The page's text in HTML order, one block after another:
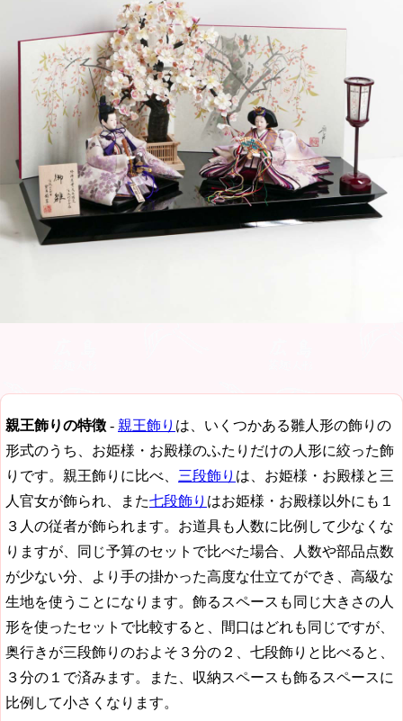
親王飾りの特徴 - 親王飾り は、いくつかある雛人形の飾りの
形式のうち、お姫様・お殿様のふたりだけの人形に絞った飾
りです。親王飾りに比べ、 三段飾り は、お姫様・お殿様と三
人官女が飾られ、また七段飾り はお姫様・お殿様以外にも１
３人の従者が飾られます。お道具も人数に比例して少なくな
りますが、同じ予算のセットで比べた場合、人数や部品点数
が少ない分、より手の掛かった高度な仕立てができ、高級な
生地を使うことになります。飾るスペースも同じ大きさの人
形を使ったセットで比較すると、間口はどれも同じですが、
奥行きが三段飾りのおよそ３分の２、七段飾りと比べると、
３分の１で済みます。また、収納スペースも飾るスペースに
比例して小さくなります。